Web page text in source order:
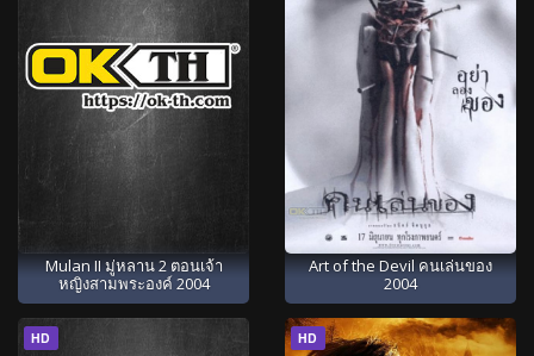
Mulan II มู่หลาน 2 ตอนเจ้า
หญิงสามพระองค์ 2004
Art of the Devil คนเล่นของ
2004
HD HD